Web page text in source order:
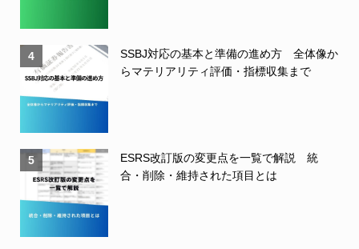
4
SSBJ対応の基本と準備の進め方 全体像か
らマテリアリティ評価・指標収集まで
5
ESRS改訂版の変更点を一覧で解説 統
合・削除・維持された項目とは